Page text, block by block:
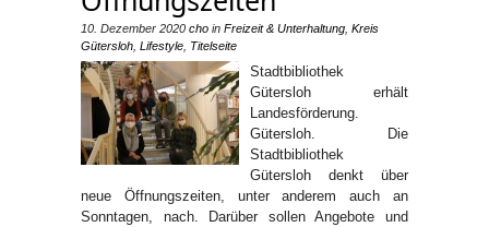
10. Dezember 2020 cho in Freizeit & Unterhaltung Kreis
Gütersloh Lifestyle Titelseite
Stadtbibliothek
Gütersloh erhält
Landesförderung.
Gütersloh. Die
Stadtbibliothek
Gütersloh denkt über
neue Öffnungszeiten, unter anderem auch an
Sonntagen, nach. Darüber sollen Angebote und